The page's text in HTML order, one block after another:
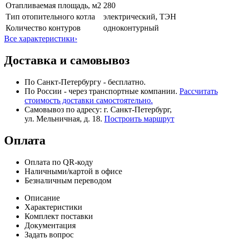
Отапливаемая площадь, м2 280
Тип отопительного котла
электрический, ТЭН
Количество контуров
одноконтурный
Все характеристики›
Доставка и самовывоз
По Санкт-Петербургу - бесплатно.
По России - через транспортные компании. Рассчитать
стоимость доставки самостоятельно.
Самовывоз по адресу: г. Санкт-Петербург,
ул. Мельничная, д. 18. Построить маршрут
Оплата
Оплата по QR-коду
Наличными/картой в офисе
Безналичным переводом
Описание
Характеристики
Комплект поставки
Документация
Задать вопрос